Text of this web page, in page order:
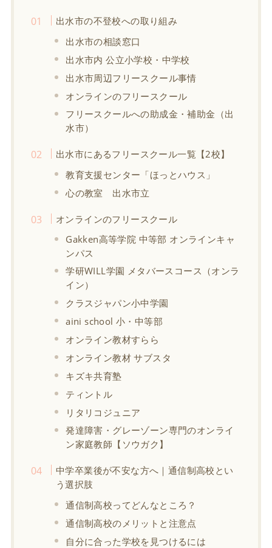
出水市の不登校への取り組み
出水市の相談窓口
出水市内 公立小学校・中学校
出水市周辺フリースクール事情
オンラインのフリースクール
フリースクールへの助成金・補助金（出
水市）
出水市にあるフリースクール一覧【2校】
教育支援センター「ほっとハウス」
心の教室 出水市立
オンラインのフリースクール
Gakken高等学院 中等部 オンラインキャ
ンパス
学研WILL学園 メタバースコース（オンラ
イン）
クラスジャパン小中学園
aini school 小・中等部
オンライン教材すらら
オンライン教材 サブスタ
キズキ共育塾
ティントル
リタリコジュニア
発達障害・グレーゾーン専門のオンライ
ン家庭教師【ソウガク】
中学卒業後が不安な方へ｜通信制高校とい
う選択肢
通信制高校ってどんなところ？
通信制高校のメリットと注意点
自分に合った学校を見つけるには